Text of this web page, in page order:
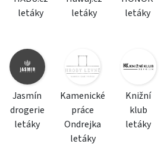
letáky
letáky
letáky
Jasmín
drogerie
letáky
Kamenické
práce
Ondrejka
letáky
Knižní
klub
letáky